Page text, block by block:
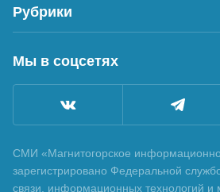
Рубрики
Мы в соцсетях
СМИ «Магнитогорское
зарегистрировано Федеральной
связи, информационных технологий и